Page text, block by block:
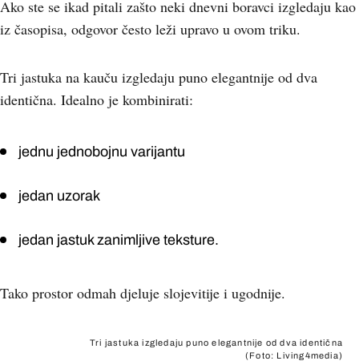
Ako ste se ikad pitali zašto neki dnevni boravci izgledaju kao
iz časopisa, odgovor često leži upravo u ovom triku.
Tri jastuka na kauču izgledaju puno elegantnije od dva
identična. Idealno je kombinirati:
jednu jednobojnu varijantu
jedan uzorak
jedan jastuk zanimljive teksture.
Tako prostor odmah djeluje slojevitije i ugodnije.
Tri jastuka izgledaju puno elegantnije od dva identična
(Foto: Living4media)